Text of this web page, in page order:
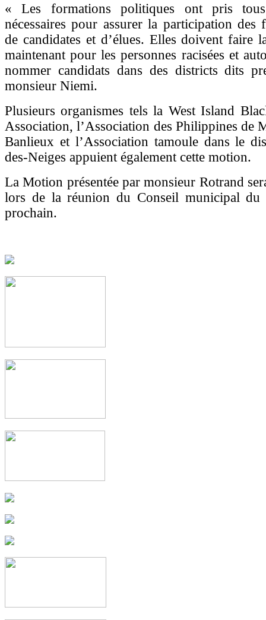
« Les formations politiques ont pris
nécessaires pour assurer la participation des
de candidates et d’élues. Elles doivent faire
maintenant pour les personnes racisées et
nommer candidats dans des districts dits
monsieur Niemi.
Plusieurs organismes tels la West Island
Association, l’Association des Philippines de
Banlieux et l’Association tamoule dans le
des-Neiges appuient également cette motion.
La Motion présentée par monsieur Rotrand
lors de la réunion du Conseil municipal du
prochain.